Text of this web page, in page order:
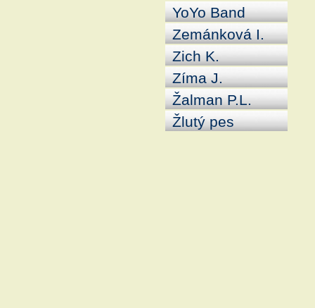
YoYo Band
Zemánková I.
Zich K.
Zíma J.
Žalman P.L.
Žlutý pes